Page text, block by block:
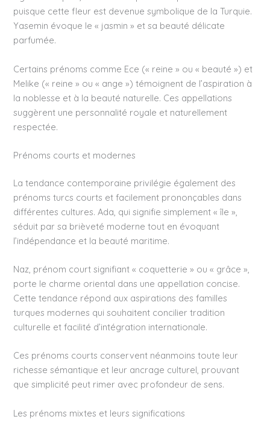
puisque cette fleur est devenue symbolique de la Turquie.
Yasemin évoque le « jasmin » et sa beauté délicate
parfumée.
Certains prénoms comme Ece (« reine » ou « beauté ») et
Melike (« reine » ou « ange ») témoignent de l’aspiration à
la noblesse et à la beauté naturelle. Ces appellations
suggèrent une personnalité royale et naturellement
respectée.
Prénoms courts et modernes
La tendance contemporaine privilégie également des
prénoms turcs courts et facilement prononçables dans
différentes cultures. Ada, qui signifie simplement « île »,
séduit par sa brièveté moderne tout en évoquant
l’indépendance et la beauté maritime.
Naz, prénom court signifiant « coquetterie » ou « grâce »,
porte le charme oriental dans une appellation concise.
Cette tendance répond aux aspirations des familles
turques modernes qui souhaitent concilier tradition
culturelle et facilité d’intégration internationale.
Ces prénoms courts conservent néanmoins toute leur
richesse sémantique et leur ancrage culturel, prouvant
que simplicité peut rimer avec profondeur de sens.
Les prénoms mixtes et leurs significations